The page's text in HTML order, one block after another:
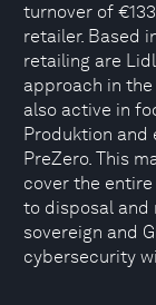
turnover of
retailer. Based
retailing are
approach in
also active in
Produktion and
PreZero. This
cover the
to disposal and
sovereign and
cybersecurity